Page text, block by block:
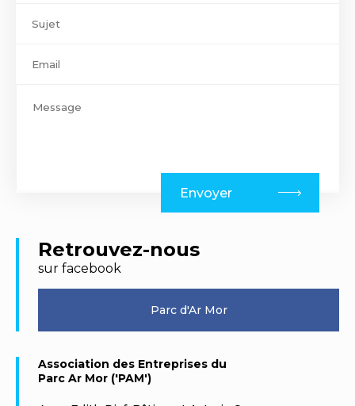
Retrouvez-nous
sur facebook
Parc d'Ar Mor
Association des Entreprises du
Parc Ar Mor ('PAM')
Envoyer